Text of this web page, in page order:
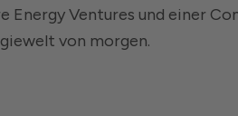
Energy Ventures und einer
von morgen.